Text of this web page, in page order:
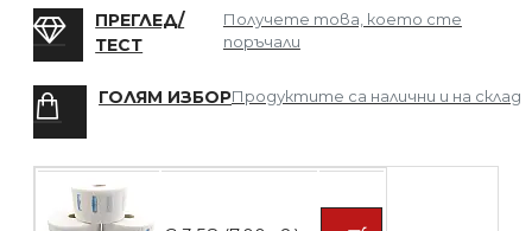
Четка за боядисване
ПРЕГЛЕД/
ТЕСТ
Получете това, което сте
поръчали
ГОЛЯМ ИЗБОРПродуктите са налични и на склад